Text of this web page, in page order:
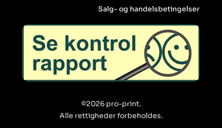
Salg- og handelsbetingelser
©2026 pro-print.
Alle rettigheder forbeholdes.